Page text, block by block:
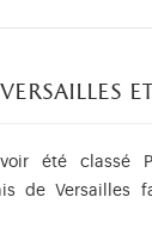
été classé
de